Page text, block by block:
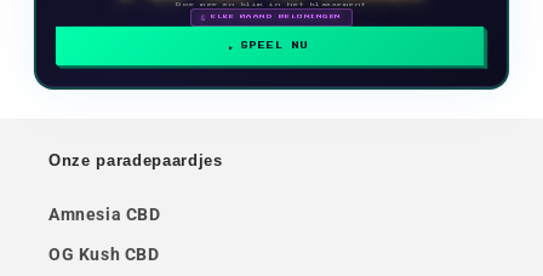
Doe mee en klim in het klassement
🗓 ELKE MAAND BELONINGEN
SPEEL NU
Onze paradepaardjes
Amnesia CBD
OG Kush CBD